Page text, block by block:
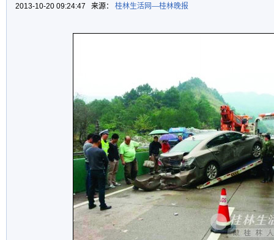
2013-10-20 09:24:47 来源： 桂林生活网—桂林晚报